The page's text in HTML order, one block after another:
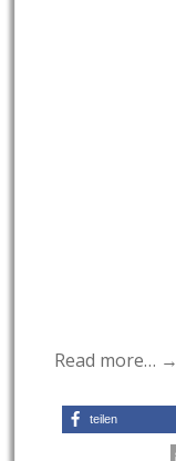
Read more… →
teilen